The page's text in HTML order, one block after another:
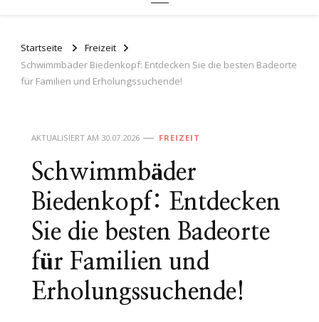
Startseite
Freizeit
Schwimmbäder Biedenkopf: Entdecken Sie die besten Badeorte
für Familien und Erholungssuchende!
AKTUALISIERT AM 30.07.2026 FREIZEIT
Schwimmbäder
Biedenkopf: Entdecken
Sie die besten Badeorte
für Familien und
Erholungssuchende!